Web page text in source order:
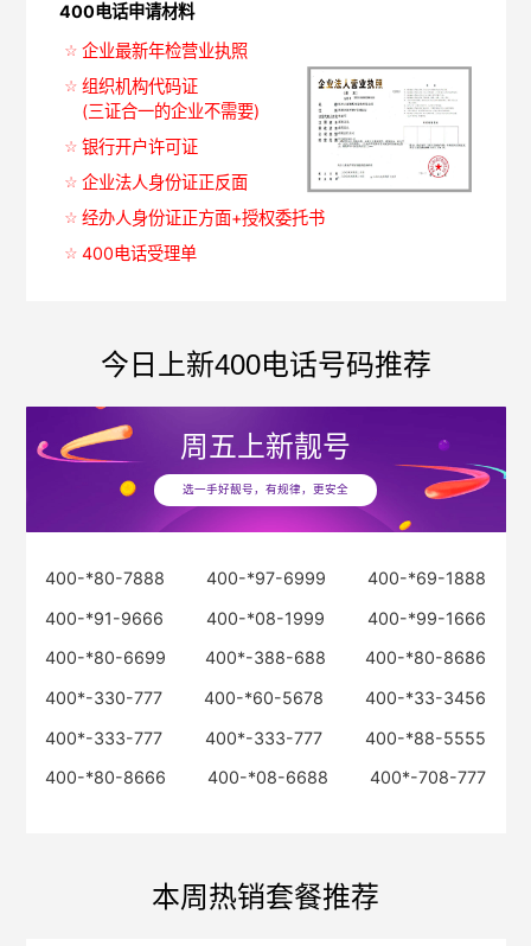
400电话申请材料
企业最新年检营业执照
组织机构代码证
(三证合一的企业不需要)
银行开户许可证
企业法人身份证正反面
经办人身份证正方面+授权委托书
400电话受理单
今日上新400电话号码推荐
周五上新靓号
选一手好靓号，有规律，更安全
400-*80-7888 400-*97-6999
400-*69-1888
400-*91-9666
400-*08-1999
400-*99-1666
400-*80-6699
400*-388-688
400-*80-8686
400*-330-777
400-*60-5678
400-*33-3456
400*-333-777
400*-333-777
400-*88-5555
400-*80-8666
400-*08-6688 400*-708-777
本周热销套餐推荐